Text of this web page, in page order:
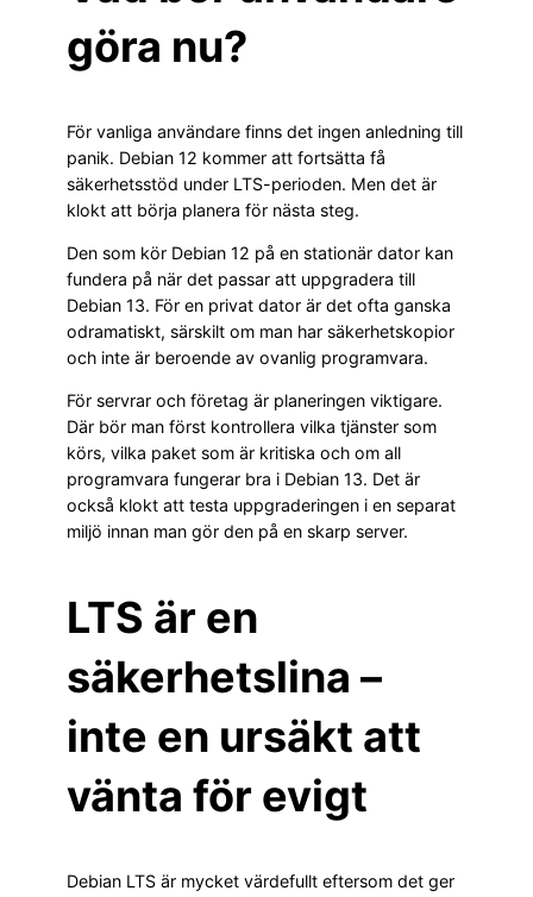
göra nu?
För vanliga användare finns det ingen anledning till
panik. Debian 12 kommer att fortsätta få
säkerhetsstöd under LTS-perioden. Men det är
klokt att börja planera för nästa steg.
Den som kör Debian 12 på en stationär dator kan
fundera på när det passar att uppgradera till
Debian 13. För en privat dator är det ofta ganska
odramatiskt, särskilt om man har säkerhetskopior
och inte är beroende av ovanlig programvara.
För servrar och företag är planeringen viktigare.
Där bör man först kontrollera vilka tjänster som
körs, vilka paket som är kritiska och om all
programvara fungerar bra i Debian 13. Det är
också klokt att testa uppgraderingen i en separat
miljö innan man gör den på en skarp server.
LTS är en
säkerhetslina –
inte en ursäkt att
vänta för evigt
Debian LTS är mycket värdefullt eftersom det ger